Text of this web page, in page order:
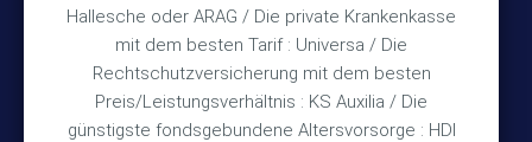
Hallesche oder ARAG / Die private Krankenkasse
mit dem besten Tarif : Universa / Die
Rechtschutzversicherung mit dem besten
Preis/Leistungsverhältnis : KS Auxilia / Die
günstigste fondsgebundene Altersvorsorge : HDI
Impressum
Datenschutz
Erstinformation